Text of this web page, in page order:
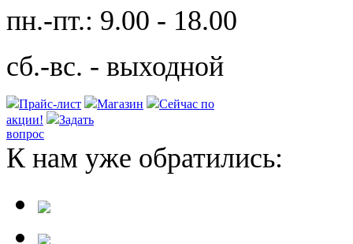
пн.-пт.: 9.00 - 18.00
сб.-вс. - выходной
Прайс-лист Магазин
Сейчас по
акции!
Задать
вопрос
К нам уже обратились: